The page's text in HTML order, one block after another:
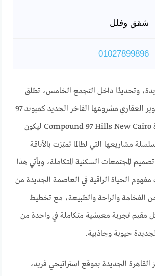
شقق وفلل
01027899896
وتحديدًا داخل التجمع الخامس، تطلق
شركة بالم هيلز للتطوير العقاري مشروعها الفاخر الجديد كمبوند 97
هيلز القاهرة الجديدة Compound 97 Hills New Cairo ليكون
مشاريعها التي لطالما تميّزت بالأناقة
تصميم المجتمعات السكنية المتكاملة، ويأتي هذا
مفهوم الحياة الراقية في العاصمة الجديدة من
الفخامة والراحة والطبيعة، مع تخطيط
مقيم تجربة معيشية متكاملة في واحدة من
حيوية وجاذبية.
كمبوند 97 هيلز القاهرة الجديدة بموقع استراتيجي فريد،